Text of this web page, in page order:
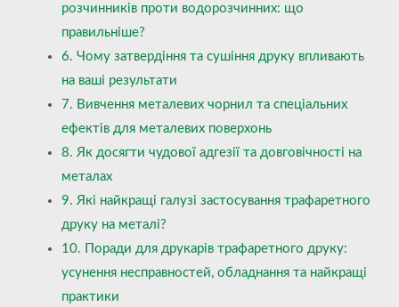
розчинників проти водорозчинних: що
правильніше?
6. Чому затвердіння та сушіння друку впливають
на ваші результати
7. Вивчення металевих чорнил та спеціальних
ефектів для металевих поверхонь
8. Як досягти чудової адгезії та довговічності на
металах
9. Які найкращі галузі застосування трафаретного
друку на металі?
10. Поради для друкарів трафаретного друку:
усунення несправностей, обладнання та найкращі
практики